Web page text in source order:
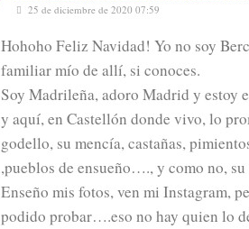
25 de diciembre de 2020 07:59
Hohoho Feliz Navidad! Yo no soy
familiar mío de allí, si conoces.
Soy Madrileña, adoro Madrid y estoy
y aquí, en Castellón donde vivo, lo
godello, su mencía, castañas,
,pueblos de ensueño…., y como no,
Enseño mis fotos, ven mi Instagram,
podido probar….eso no hay quien lo